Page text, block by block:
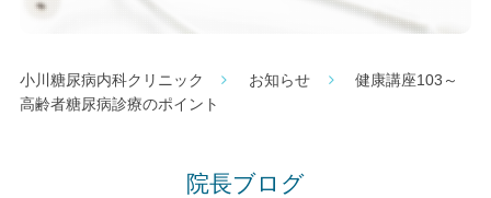
小川糖尿病内科クリニック お知らせ
健康講座103～
高齢者糖尿病診療のポイント
院長ブログ